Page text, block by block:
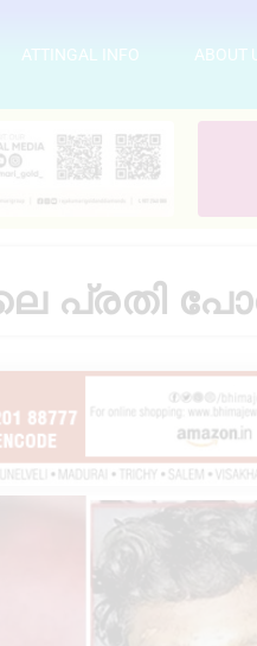
ATTINGAL INFO ABOUT
പ്രതി